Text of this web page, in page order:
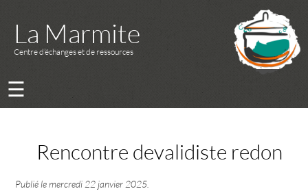
La Marmite
Centre d’échanges et de ressources
☰
Rencontre devalidiste redon
Publié lemercredi 22 janvier 2025